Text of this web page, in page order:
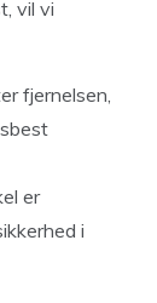
vil vi
fjernelsen,
er
i